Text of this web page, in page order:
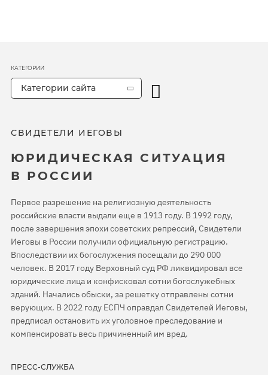
СВИДЕТЕЛИ ИЕГОВЫ
ЮРИДИЧЕСКАЯ СИТУАЦИЯ
В РОССИИ
Первое разрешение на религиозную деятельность
российские власти выдали еще в 1913 году. В 1992 году,
после завершения эпохи советских репрессий, Свидетели
Иеговы в России получили официальную регистрацию.
Впоследствии их богослужения посещали до 290 000
человек. В 2017 году Верховный суд РФ ликвидировал все
юридические лица и конфисковал сотни богослужебных
зданий. Начались обыски, за решетку отправлены сотни
верующих. В 2022 году ЕСПЧ оправдал Свидетелей Иеговы,
предписал остановить их уголовное преследование и
компенсировать весь причиненный им вред.
ПРЕСС-СЛУЖБА
КАТЕГОРИИ
Категории сайта